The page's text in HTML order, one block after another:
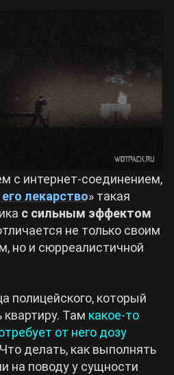
с интернет-соединением,
лекарство» такая
с сильным эффектом
не только своим
но и сюрреалистичной
полицейского, который
Там какое-то
от него дозу
делать, как выполнять
на поводу у сущности